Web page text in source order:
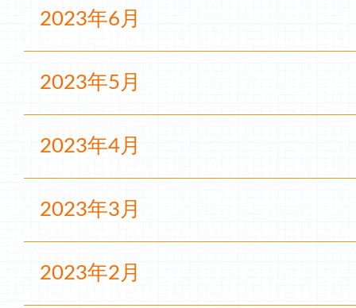
2023年6月
2023年5月
2023年4月
2023年3月
2023年2月